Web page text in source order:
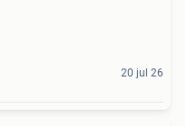
20 jul 26